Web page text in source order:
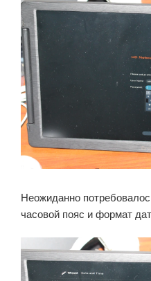
Неожиданно
часовой пояс и формат